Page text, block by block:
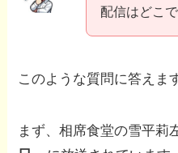
配信はどこ
このような質問に答えま
まず、相席食堂の雪平莉